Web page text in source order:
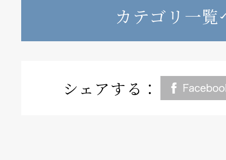
カテゴリ一覧
シェアする：